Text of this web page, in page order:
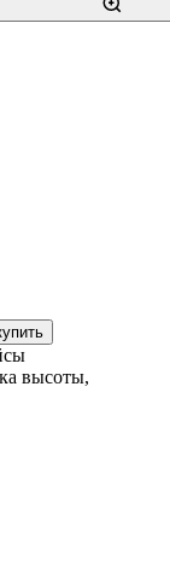
высоты,